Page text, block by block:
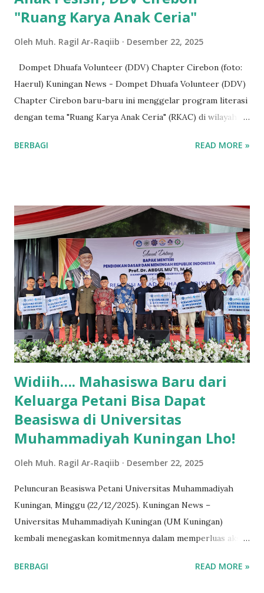
"Ruang Karya Anak Ceria"
Oleh Muh. Ragil Ar-Raqiib Desember 22, 2025
Dompet Dhuafa Volunteer (DDV) Chapter Cirebon (foto:
Haerul) Kuningan News - Dompet Dhuafa Volunteer (DDV)
Chapter Cirebon baru-baru ini menggelar program literasi
dengan tema "Ruang Karya Anak Ceria" (RKAC) di wilayah
Cirebon. Kegiatan ini dimulai pada 15 November 2025 dan
Altisamulya yang terletak di Jl. TPI Bondet, Blok Jenawi RT
03 RW 05. Pojok baca ini dimiliki dan dikelola oleh pasangan
suami-istri setempat, di mana istri, yang akrab disapa Umi
(Tasini), menjadi penggerak utama. Umi tidak hanya
memproduksi rajungan yang diolah menjadi cemilan enak,
tetapi juga mendampingi anak-anak untuk belajar membaca,
menulis, dan bermain edukatif. “Iya selain saya emang
memproduksi rajungan, disini memang sudah biasa
mendampingi anak-anak untuk belajar membaca dan m...
BERBAGI READ MORE »
Widiih…. Mahasiswa Baru dari
Keluarga Petani Bisa Dapat
Beasiswa di Universitas
Muhammadiyah Kuningan Lho!
Oleh Muh. Ragil Ar-Raqiib Desember 22, 2025
Peluncuran Beasiswa Petani Universitas Muhammadiyah
Kuningan, Minggu (22/12/2025). Kuningan News –
Universitas Muhammadiyah Kuningan (UM Kuningan)
kembali menegaskan komitmennya dalam memperluas akses
peluncuran Program Beasiswa Petani, yang secara resmi
BERBAGI READ MORE »